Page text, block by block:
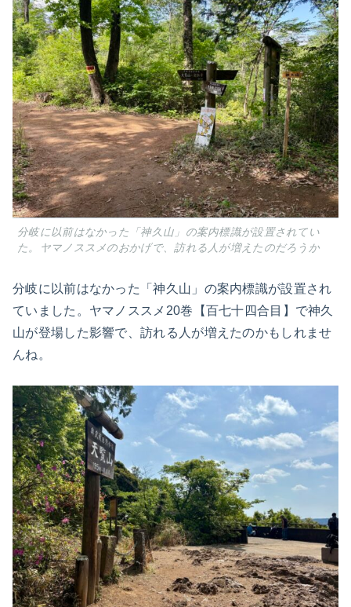
分岐に以前はなかった「神久山」の案内標識が設置されてい
た。ヤマノススメのおかげで、訪れる人が増えたのだろうか
分岐に以前はなかった「神久山」の案内標識が設置され
ていました。ヤマノススメ20巻【百七十四合目】で神久
山が登場した影響で、訪れる人が増えたのかもしれませ
んね。